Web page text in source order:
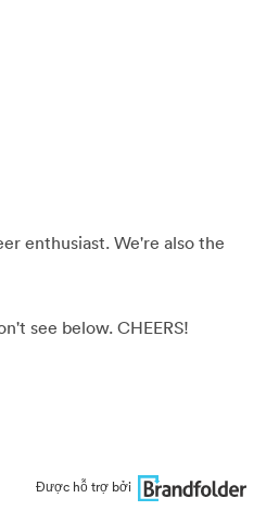
enthusiast. We're also the
see below. CHEERS!
Được hỗ trợ bởi